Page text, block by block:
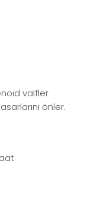
valfler
önler.